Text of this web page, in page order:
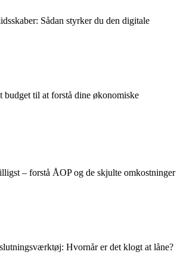
Sådan styrker du den digitale
til at forstå dine økonomiske
– forstå ÅOP og de skjulte omkostninger
Hvornår er det klogt at låne?